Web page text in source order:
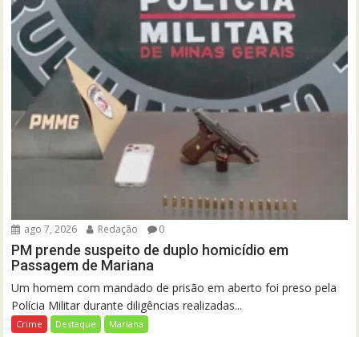
ago 7, 2026 Redação 0
PM prende suspeito de duplo homicídio em
Passagem de Mariana
Um homem com mandado de prisão em aberto foi preso pela
Polícia Militar durante diligências realizadas...
Crime Destaque Mariana